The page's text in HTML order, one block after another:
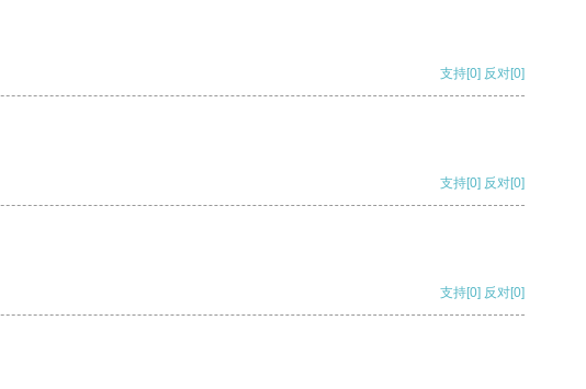
支持[0] 反对[0]
支持[0] 反对[0]
支持[0] 反对[0]